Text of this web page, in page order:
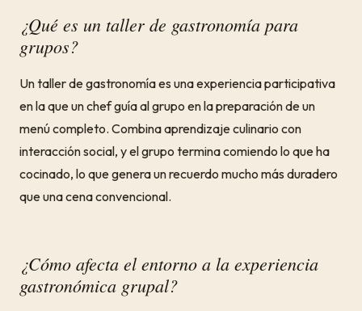
¿Qué es un taller de gastronomía para
grupos?
Un taller de gastronomía es una experiencia participativa
en la que un chef guía al grupo en la preparación de un
menú completo. Combina aprendizaje culinario con
interacción social, y el grupo termina comiendo lo que ha
cocinado, lo que genera un recuerdo mucho más duradero
que una cena convencional.
¿Cómo afecta el entorno a la experiencia
gastronómica grupal?